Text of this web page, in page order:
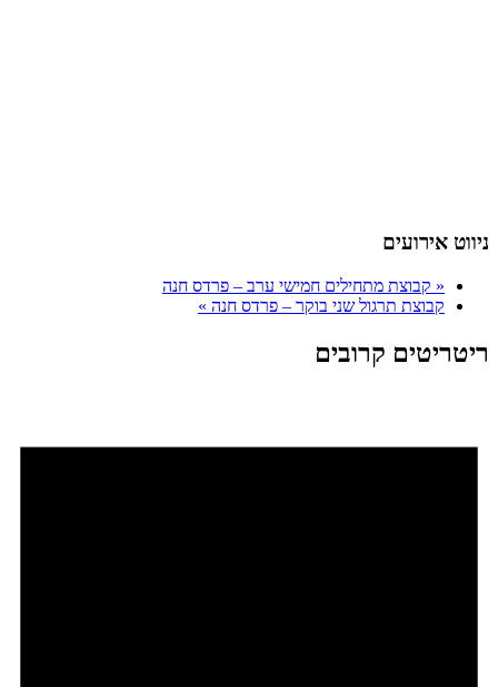
ניווט אירועים
« קבוצת מתחילים חמישי ערב – פרדס חנה
קבוצת תרגול שני בוקר – פרדס חנה »
ריטריטים קרובים